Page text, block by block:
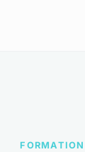
FORMATION